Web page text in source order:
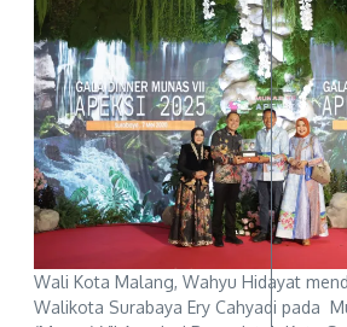
Wali Kota Malang, Wahyu Hidayat
Walikota Surabaya Ery Cahyadi pada